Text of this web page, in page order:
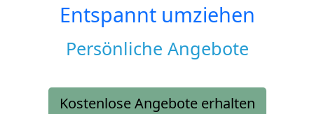
Entspannt umziehen
Persönliche Angebote
Kostenlose Angebote erhalten